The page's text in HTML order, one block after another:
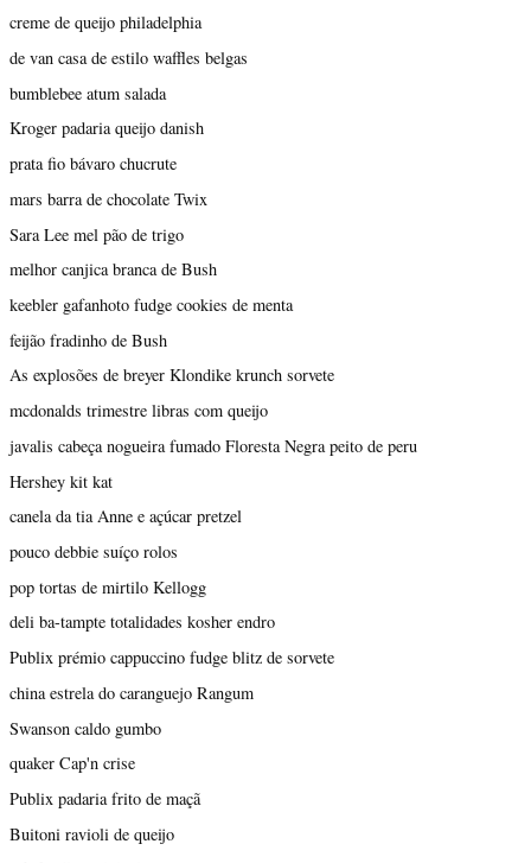
creme de queijo philadelphia
de van casa de estilo waffles belgas
bumblebee atum salada
Kroger padaria queijo danish
prata fio bávaro chucrute
mars barra de chocolate Twix
Sara Lee mel pão de trigo
melhor canjica branca de Bush
keebler gafanhoto fudge cookies de menta
feijão fradinho de Bush
As explosões de breyer Klondike krunch sorvete
mcdonalds trimestre libras com queijo
javalis cabeça nogueira fumado Floresta Negra peito de peru
Hershey kit kat
canela da tia Anne e açúcar pretzel
pouco debbie suíço rolos
pop tortas de mirtilo Kellogg
deli ba-tampte totalidades kosher endro
Publix prémio cappuccino fudge blitz de sorvete
china estrela do caranguejo Rangum
Swanson caldo gumbo
quaker Cap'n crise
Publix padaria frito de maçã
Buitoni ravioli de queijo